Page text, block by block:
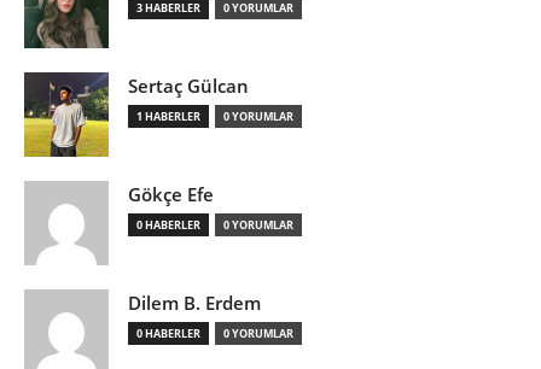
3 HABERLER 0 YORUMLAR
Sertaç Gülcan
1 HABERLER 0 YORUMLAR
Gökçe Efe
0 HABERLER 0 YORUMLAR
Dilem B. Erdem
0 HABERLER 0 YORUMLAR